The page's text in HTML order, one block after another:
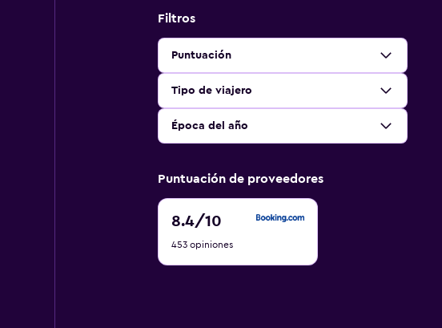
Filtros
Puntuación
Tipo de viajero
Época del año
Puntuación de proveedores
8.4/10
8.4
10
453 opiniones